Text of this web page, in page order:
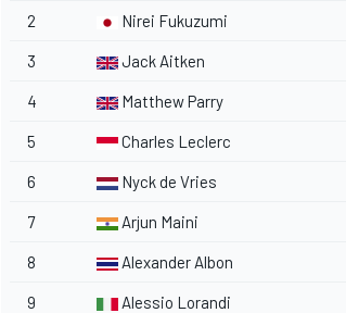
2 Nirei Fukuzumi
3 Jack Aitken
4 Matthew Parry
5 Charles Leclerc
6 Nyck de Vries
7 Arjun Maini
8 Alexander Albon
9 Alessio Lorandi